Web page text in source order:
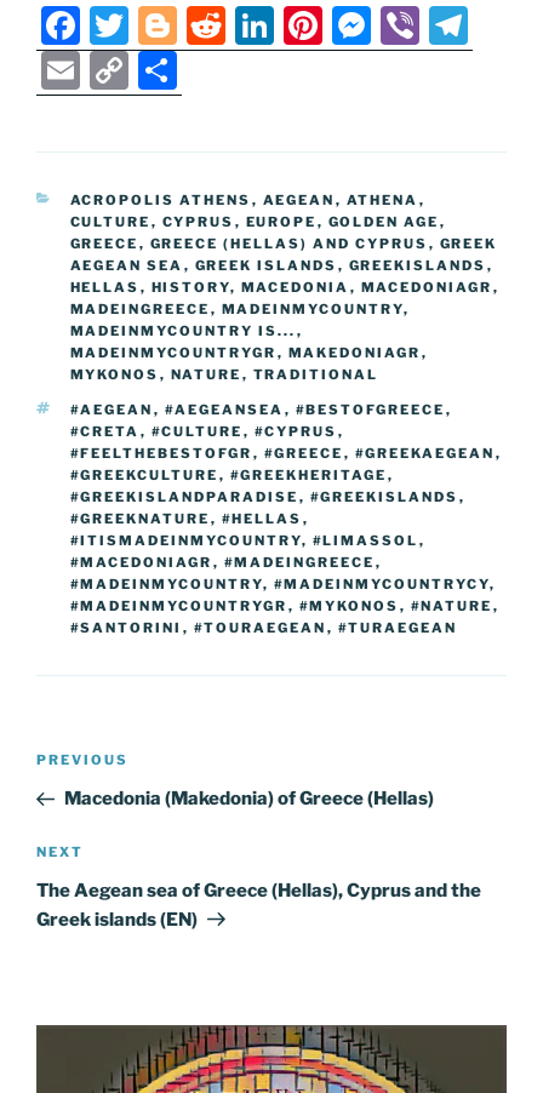
F
a
c
e
o
o
k
T
w
itt
er
Bl
o
g
g
R
e
di
Li
n
e
n
Pi
nt
e
M
e
e
g
er
Vi
b el
gr
E
m
ai
l
C
o
p
y
Li
n
k
h
ar
e
CATEGORIES
ACROPOLIS ATHENS , AEGEAN , ATHENA ,
CULTURE , CYPRUS , EUROPE , GOLDEN AGE ,
GREECE , GREECE (HELLAS) AND CYPRUS , GREEK
AEGEAN SEA , GREEK ISLANDS , GREEKISLANDS ,
HELLAS , HISTORY, MACEDONIA , MACEDONIAGR ,
MADEINGREECE , MADEINMYCOUNTRY,
MADEINMYCOUNTRY IS... ,
MADEINMYCOUNTRYGR , MAKEDONIAGR ,
MYKONOS , NATURE , TRADITIONAL
TAGS
#AEGEAN , #AEGEANSEA , #BESTOFGREECE ,
#CRETA , #CULTURE , #CYPRUS ,
#FEELTHEBESTOFGR , #GREECE , #GREEKAEGEAN ,
#GREEKCULTURE , #GREEKHERITAGE ,
#GREEKISLANDPARADISE , #GREEKISLANDS ,
#GREEKNATURE , #HELLAS ,
#ITISMADEINMYCOUNTRY, #LIMASSOL ,
#MACEDONIAGR , #MADEINGREECE ,
#MADEINMYCOUNTRY, #MADEINMYCOUNTRYCY,
#MADEINMYCOUNTRYGR , #MYKONOS , #NATURE ,
#SANTORINI , #TOURAEGEAN , #TURAEGEAN
Post
Previous
Post
PREVIOUS
Macedonia (Makedonia) of Greece (Hellas)
Next
Post
NEXT
The Aegean sea of Greece (Hellas), Cyprus and the
Greek islands (EN)